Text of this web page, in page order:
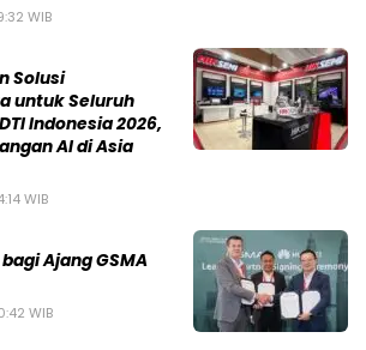
WIB
Solusi
untuk Seluruh
Indonesia 2026,
AI di Asia
WIB
Ajang GSMA
WIB